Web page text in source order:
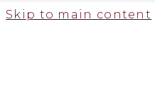
Skip to main content